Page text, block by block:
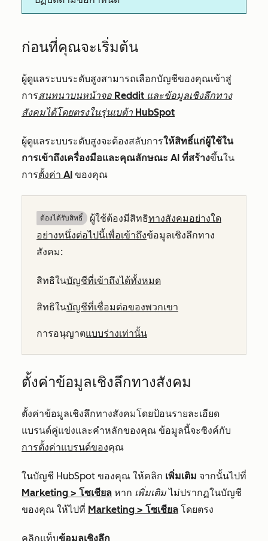
ก่อนที่คุณจะเริ่มต้น
ผู้ดูแลระบบระดับสูงสามารถเลือกบัญชีของคุณเข้าสู่
การสนทนาบนหน้าจอ Reddit และข้อมูลเชิงลึกทาง
สังคมได้โดยตรงในรุ่นเบต้า HubSpot
ผู้ดูแลระบบระดับสูงจะต้องสลับการให้สิทธิ์แก่ผู้ใช้ใน
การเข้าถึงเครื่องมือและคุณลักษณะ AI ที่สร้างขึ้นใน
การตั้งค่า AI ของคุณ
ต้องได้รับสิทธิ์​ ผู้ใช้ต้องมีสิทธิทางสังคมอย่างใด
อย่างหนึ่งต่อไปนี้เพื่อเข้าถึงข้อมูลเชิงลึกทาง
สังคม:
สิทธิในบัญชีที่เข้าถึงได้ทั้งหมด
สิทธิในบัญชีที่เชื่อมต่อของพวกเขา
การอนุญาตแบบร่างเท่านั้น
ตั้งค่าข้อมูลเชิงลึกทางสังคม
ตั้งค่าข้อมูลเชิงลึกทางสังคมโดยป้อนรายละเอียด
แบรนด์คู่แข่งและคำหลักของคุณ ข้อมูลนี้จะซิงค์กับ
การตั้งค่าแบรนด์ของคุณ
ในบัญชี HubSpot ของคุณ ให้คลิก เพิ่มเติม จากนั้นไปที่
Marketing > โซเชียล หาก เพิ่มเติมไม่ปรากฏในบัญชี
ของคุณ ให้ไปที่ Marketing > โซเชียล โดยตรง
คลิกแท็บข้อมูลเชิงลึก